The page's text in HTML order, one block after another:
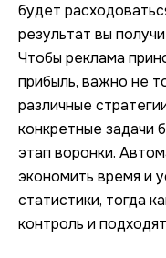
будет
результат вы
Чтобы реклама
прибыль, важно не
различные
конкретные задачи
этап воронки.
экономить время и
статистики, тогда
контроль и